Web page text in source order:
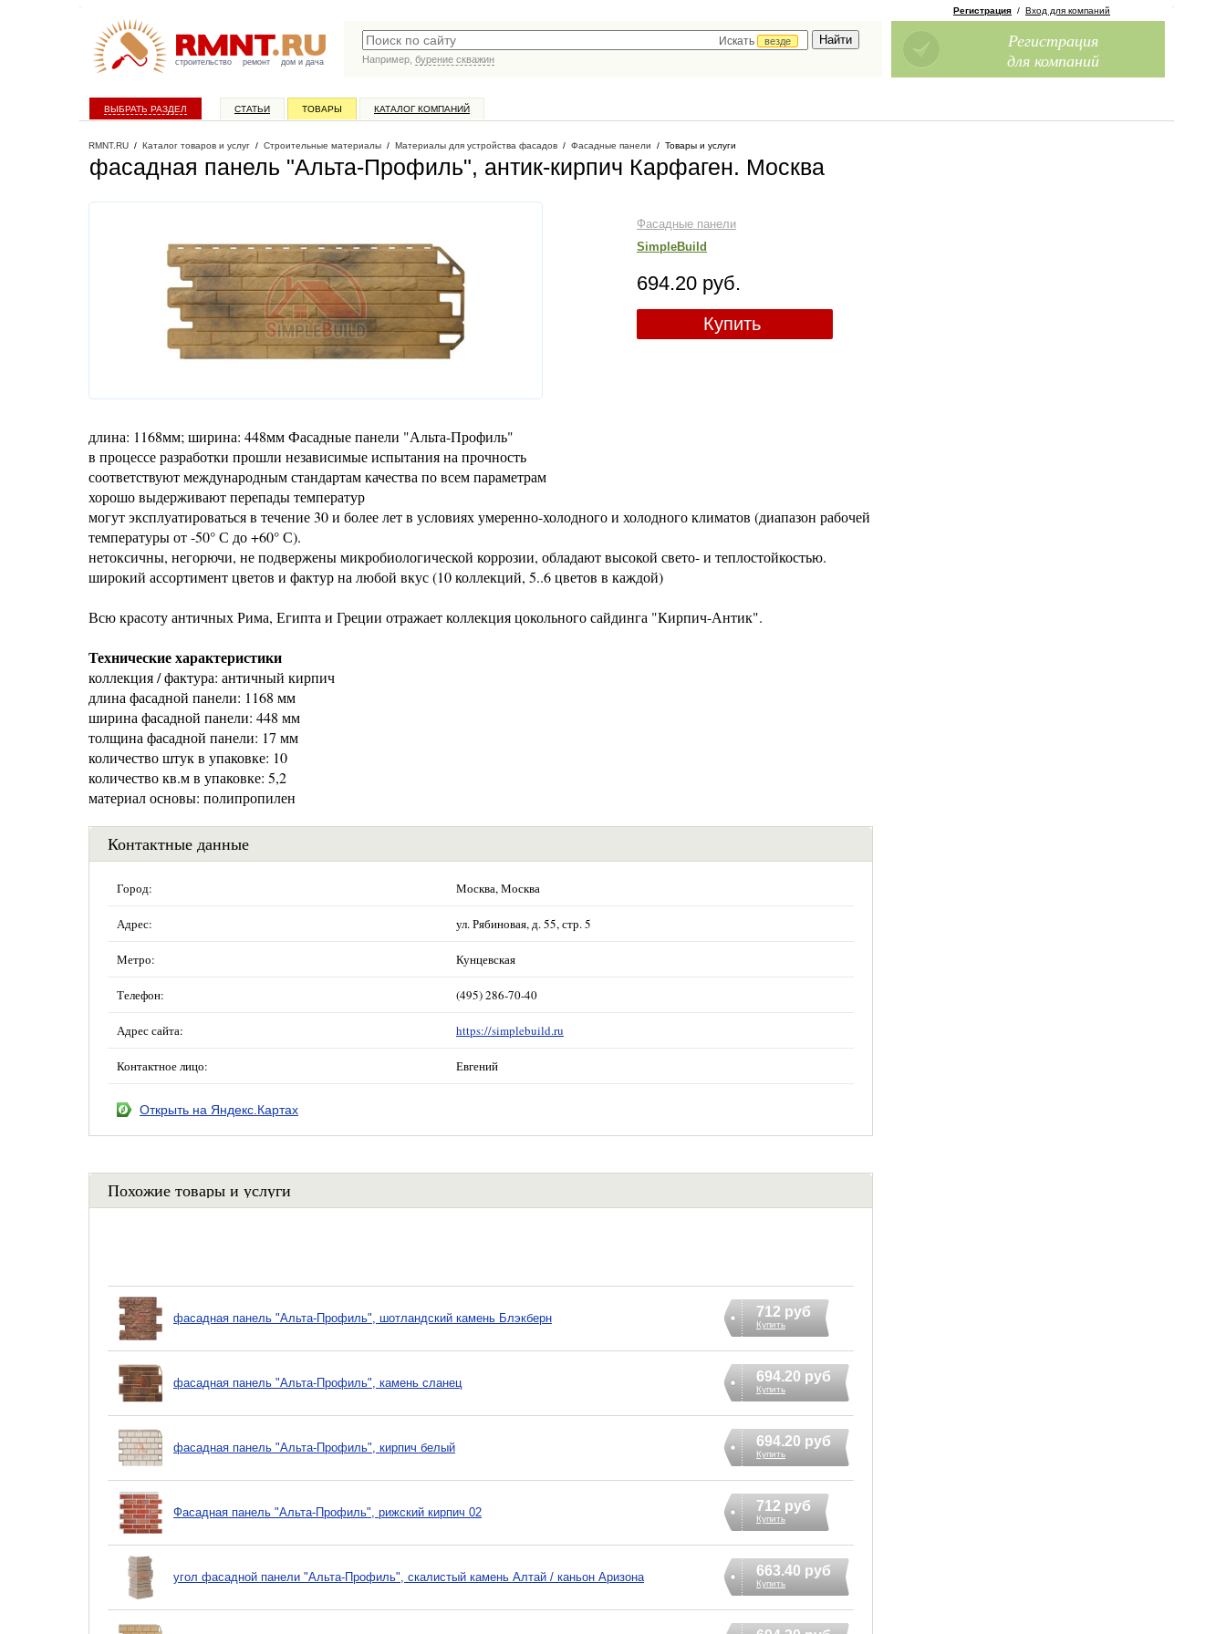
строительство ремонт дом и дача
Искать
везде
Например, бурение скважин
Регистрация / Вход для компаний
Регистрация
для компаний
ВЫБРАТЬ РАЗДЕЛ СТАТЬИ ТОВАРЫ КАТАЛОГ КОМПАНИЙ
RMNT.RU / Каталог товаров и услуг / Строительные материалы / Материалы для устройства фасадов / Фасадные панели / Товары и услуги
фасадная панель "Альта-Профиль", антик-кирпич Карфаген. Москва
Фасадные панели
SimpleBuild
694.20 руб.
Купить
длина: 1168мм; ширина: 448мм Фасадные панели "Альта-Профиль"
в процессе разработки прошли независимые испытания на прочность
соответствуют международным стандартам качества по всем параметрам
хорошо выдерживают перепады температур
могут эксплуатироваться в течение 30 и более лет в условиях умеренно-холодного и холодного климатов (диапазон рабочей
температуры от -50° С до +60° С).
нетоксичны, негорючи, не подвержены микробиологической коррозии, обладают высокой свето- и теплостойкостью.
широкий ассортимент цветов и фактур на любой вкус (10 коллекций, 5..6 цветов в каждой)
Всю красоту античных Рима, Египта и Греции отражает коллекция цокольного сайдинга "Кирпич-Антик".
Технические характеристики
коллекция / фактура: античный кирпич
длина фасадной панели: 1168 мм
ширина фасадной панели: 448 мм
толщина фасадной панели: 17 мм
количество штук в упаковке: 10
количество кв.м в упаковке: 5,2
материал основы: полипропилен
Контактные данные
Город: Москва, Москва
Адрес: ул. Рябиновая, д. 55, стр. 5
Метро: Кунцевская
Телефон: (495) 286-70-40
Адрес сайта: https://simplebuild.ru
Контактное лицо: Евгений
Открыть на Яндекс.Картах
Похожие товары и услуги
фасадная панель "Альта-Профиль", шотландский камень Блэкберн 712 руб
Купить
фасадная панель "Альта-Профиль", камень сланец 694.20 руб
Купить
фасадная панель "Альта-Профиль", кирпич белый 694.20 руб
Купить
Фасадная панель "Альта-Профиль", рижский кирпич 02 712 руб
Купить
угол фасадной панели "Альта-Профиль", скалистый камень Алтай / каньон Аризона 663.40 руб
Купить